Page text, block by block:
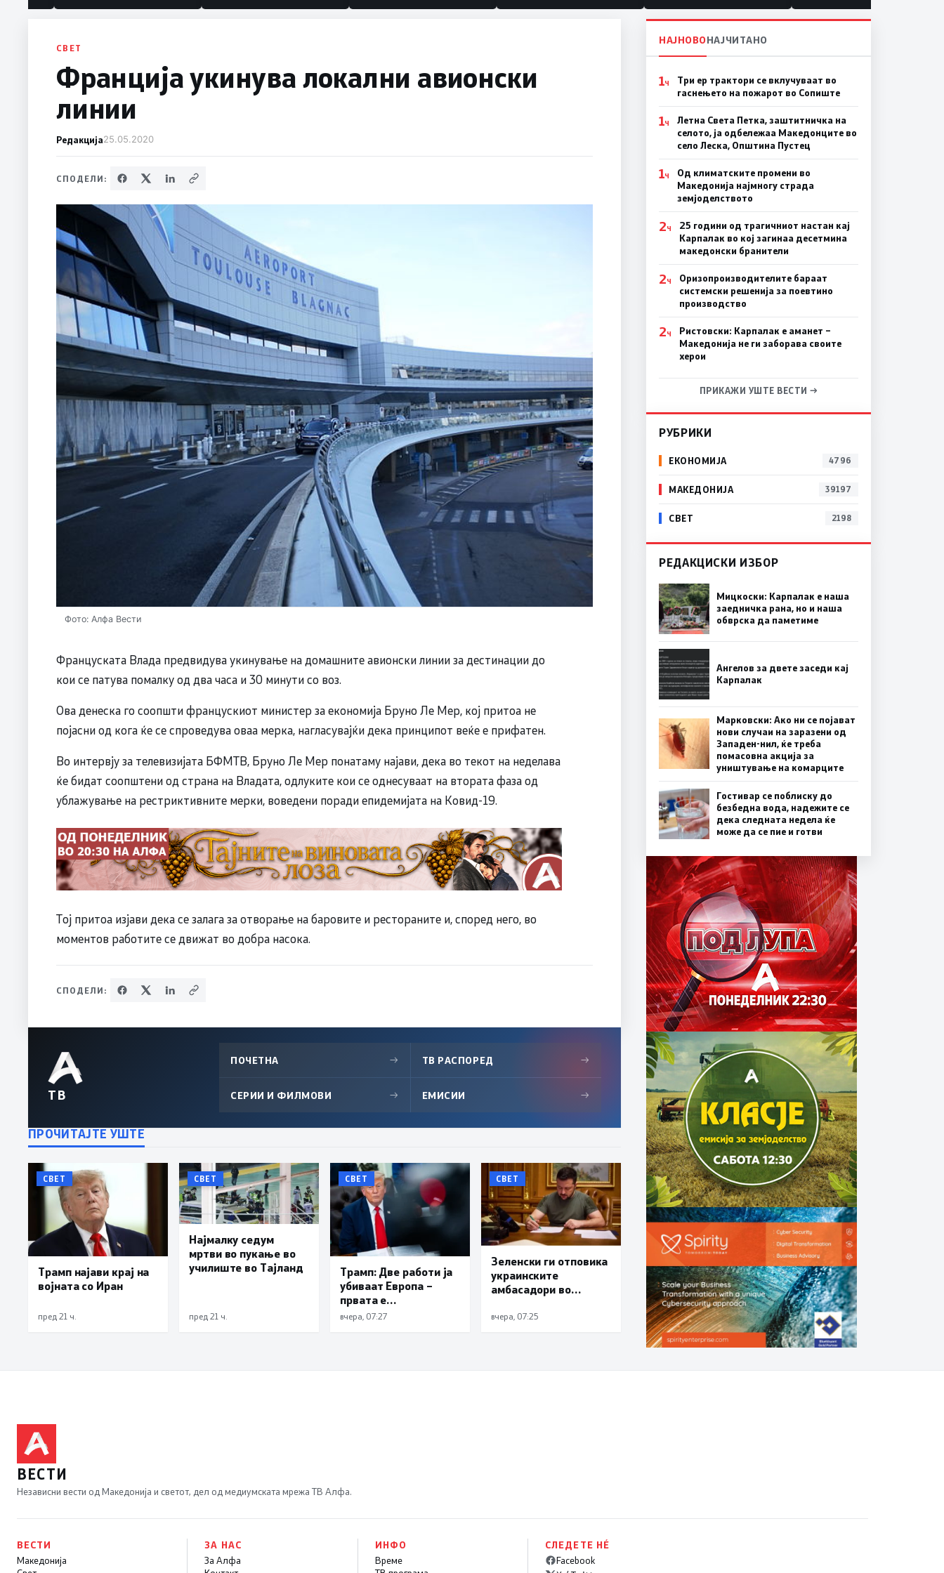
СВЕТ
Франција укинува локални авионски
линии
Редакција25.05.2020
СПОДЕЛИ:
Фото: Алфа Вести
Француската Влада предвидува укинување на домашните авионски линии за дестинации до
кои се патува помалку од два часа и 30 минути со воз.
Ова денеска го соопшти францускиот министер за економија Бруно Ле Мер, кој притоа не
појасни од кога ќе се спроведува оваа мерка, нагласувајќи дека принципот веќе е прифатен.
Во интервју за телевизијата БФМТВ, Бруно Ле Мер понатаму најави, дека во текот на неделава
ќе бидат соопштени од страна на Владата, одлуките кои се однесуваат на втората фаза од
ублажување на рестриктивните мерки, воведени поради епидемијата на Ковид-19.
Тој притоа изјави дека се залага за отворање на баровите и рестораните и, според него, во
моментов работите се движат во добра насока.
СПОДЕЛИ:
ТВ
ПОЧЕТНА → ТВ РАСПОРЕД →
СЕРИИ И ФИЛМОВИ → ЕМИСИИ →
ПРОЧИТАЈТЕ УШТЕ
СВЕТ
Трамп најави крај на
војната со Иран
пред 21 ч.
СВЕТ
Најмалку седум
мртви во пукање во
училиште во Тајланд
пред 21 ч.
СВЕТ
Трамп: Две работи ја
убиваат Европа –
првата е
имиграцијата,
вчера, 07:27
СВЕТ
Зеленски ги отповика
украинските
амбасадори во
Црна Гора
вчера, 07:25
НАЈНОВОНАЈЧИТАНО
1Ч
Три ер трактори се вклучуваат во
гаснењето на пожарот во Сопиште
1Ч
Летна Света Петка, заштитничка на
селото, ја одбележаа Македонците во
село Леска, Општина Пустец
1Ч
Од климатските промени во
Македонија најмногу страда
земјоделството
2Ч
25 години од трагичниот настан кај
Карпалак во кој загинаа десетмина
македонски бранители
2Ч
Оризопроизводителите бараат
системски решенија за поевтино
производство
2Ч
Ристовски: Карпалак е аманет –
Македонија не ги заборава своите
херои
ПРИКАЖИ УШТЕ ВЕСТИ →
РУБРИКИ
ЕКОНОМИЈА 4796
МАКЕДОНИЈА 39197
СВЕТ 2198
РЕДАКЦИСКИ ИЗБОР
Мицкоски: Карпалак е наша
заедничка рана, но и наша
обврска да паметиме
Ангелов за двете заседи кај
Карпалак
Марковски: Ако ни се појават
нови случаи на заразени од
Западен-нил, ќе треба
помасовна акција за
уништување на комарците
Гостивар се поблиску до
безбедна вода, надежите се
дека следната недела ќе
може да се пие и готви
ВЕСТИ
Независни вести од Македонија и светот, дел од медиумската мрежа ТВ Алфа.
ВЕСТИ
Македонија
ЗА НАС
За Алфа
ИНФО
Време
СЛЕДЕТЕ НÉ
Facebook